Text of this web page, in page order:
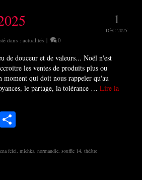
1
DÉC 2025
dans : actualités | 0
de douceur et de valeurs... Noël n'est
les ventes de produits plus ou
moment qui doit nous rappeler qu'au
le partage, la tolérance … Lire la
Email
felei, michka, normandie, souffle 14, théâtre